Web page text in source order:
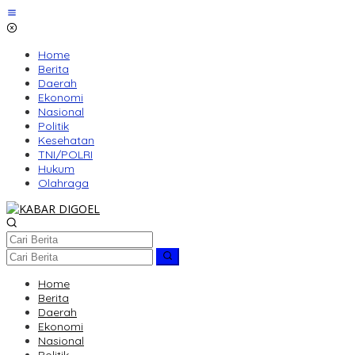
Lewati
ke
Home
Berita
Daerah
Ekonomi
Nasional
Politik
Kesehatan
TNI/POLRI
Hukum
Olahraga
Home
Berita
Daerah
Ekonomi
Nasional